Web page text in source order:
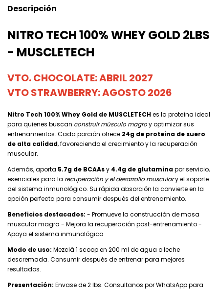
Descripción
NITRO TECH 100% WHEY GOLD 2LBS
- MUSCLETECH
VTO. CHOCOLATE: ABRIL 2027
VTO STRAWBERRY: AGOSTO 2026
Nitro Tech 100% Whey Gold de MUSCLETECHes la proteína ideal
para quienes buscan construir músculo magroy optimizar sus
entrenamientos. Cada porción ofrece 24g de proteína de suero
de alta calidad, favoreciendo el crecimiento y la recuperación
muscular.
Además, aporta 5.7g de BCAAsy 4.4g de glutaminapor servicio,
esenciales para la recuperación y el desarrollo musculary el soporte
del sistema inmunológico. Su rápida absorción la convierte en la
opción perfecta para consumir después del entrenamiento.
Beneficios destacados: - Promueve la construcción de masa
muscular magra - Mejora la recuperación post-entrenamiento -
Apoya el sistema inmunológico
Modo de uso: Mezclá 1 scoop en 200 ml de agua o leche
descremada. Consumir después de entrenar para mejores
resultados.
Presentación: Envase de 2 lbs. Consultanos por WhatsApp para